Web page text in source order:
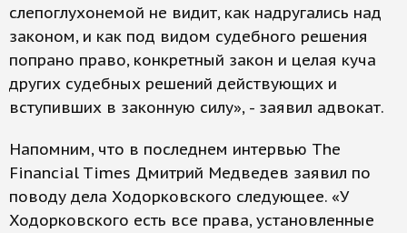
слепоглухонемой не видит, как надругались над
законом, и как под видом судебного решения
попрано право, конкретный закон и целая куча
других судебных решений действующих и
вступивших в законную силу», - заявил адвокат.
Напомним, что в последнем интервью The
Financial Times Дмитрий Медведев заявил по
поводу дела Ходорковского следующее. «У
Ходорковского есть все права, установленные